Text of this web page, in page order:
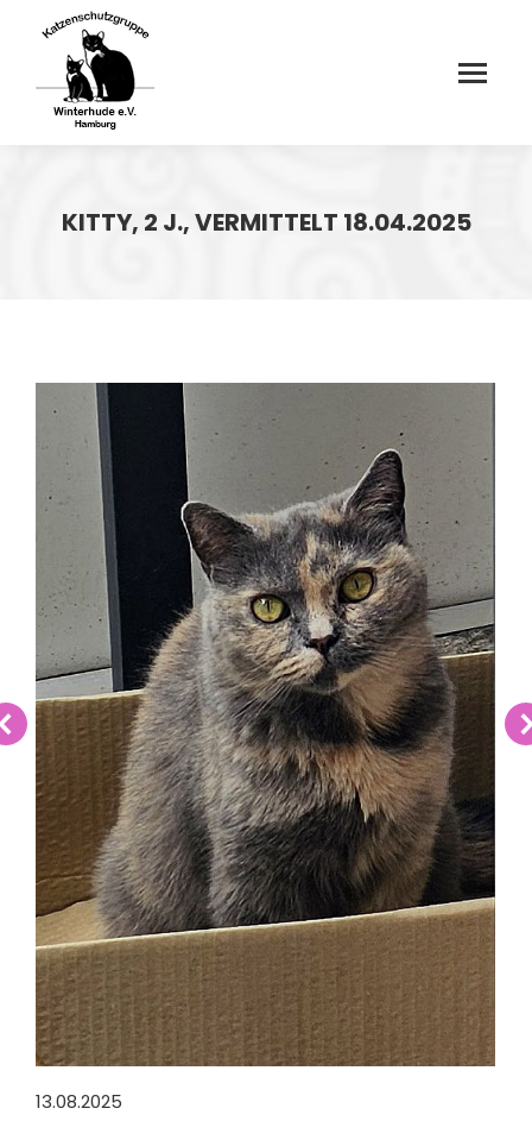
KITTY, 2 J., VERMITTELT 18.04.2025
13.08.2025